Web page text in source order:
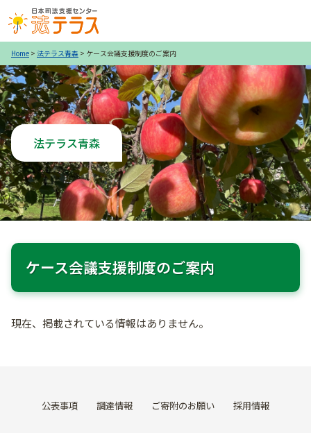
Home > 法テラス青森 > ケース会議支援制度のご案内
法テラス青森
ケース会議支援制度のご案内
現在、掲載されている情報はありません。
公表事項 調達情報 ご寄附のお願い 採用情報